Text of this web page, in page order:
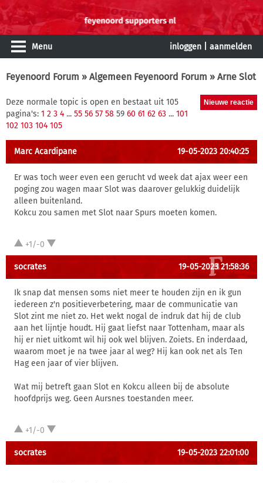
Menu inloggen aanmelden
Feyenoord Forum » Algemeen Feyenoord Forum » Arne Slot
Deze normale topic is open en bestaat uit 105
pagina's: 1 2 3 4 ... 55 56 57 58 59 60 61 62 63 ... 101
102 103 104 105
Marc Acardipane 19-05-2023 20:40:25
Er was toch weer even een gerucht vd week dat ajax weer een
poging zou wagen maar Slot was daarover gelukkig duidelijk
alleen buitenland.
Kokcu zou samen met Slot naar Spurs moeten komen.
+1/-0
socrates 19-05-2023 21:58:36
Ik snap dat mensen soms niet meer te houden zijn en ik gun
iedereen z'n positieverbetering, maar de communicatie van
Slot zint me niet zo. Het wekt nogal de indruk dat hij de club
aan het lijntje houdt. Hij gaat liefst naar Tottenham, maar als
hij er niet uitkomt wil hij ook wel blijven. Zoiets. En inderdaad,
waarom moet je na twee jaar al weg? Hij kan ook net als Ten
Hag een jaar of vier blijven.
Wat mij betreft gaan Slot en Kokcu alleen bij de absolute
hoofdprijs weg. Geen Aursnes toestanden meer.
+1/-0
socrates 19-05-2023 22:01:00